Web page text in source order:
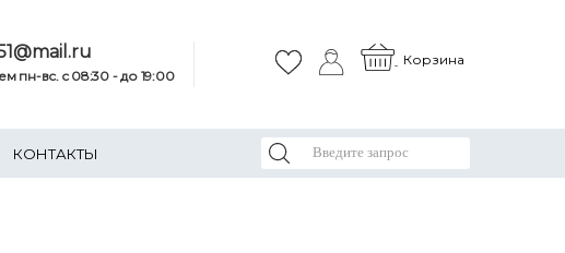
пн-вс. c 08:30 - до 19:00
Корзина
КОНТАКТЫ